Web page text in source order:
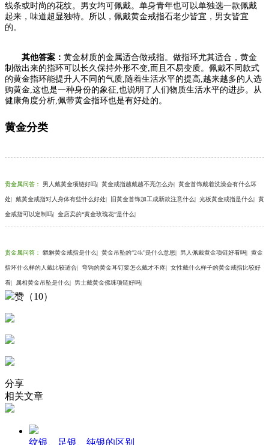
线条或时尚的花纹。男女均可佩戴。单身青年也可以单独选一款佩戴
起来，味道超显独特。所以，佩戴黄金戒指石老少皆宜，男女皆宜
的。
其他答案： 黄金材质的金属适合做戒指。做指环尤其适合，黄金
制做出来的指环可以长久保持外形不变,而且不易变质。佩戴不同款式
的黄金指环能提升人不同的气质,随着生活水平的提高,越来越多的人选
购黄金,这也是一种身份的象征,也说明了人们物质生活水平的进步。从
健康角度分析,佩带黄金指环也是有好处的。
黄金分类
贵金属问答 ： 男人戴黄金项链好吗| 黄金戒指越戴越不亮怎么办| 黄金首饰戴着洗澡会有什么坏
处| 戴黄金戒指对人身体有些什么好处| 旧黄金首饰加工成新款注意什么| 光板黄金戒指是什么| 黄
金戒指可以定制吗| 金店卖的“黄金玫瑰花”是什么|
贵金属问答 ： 貔貅黄金戒指是什么| 黄金吊坠的“24k”是什么意思| 男人佩戴黄金项链好看吗| 黄金
指环什么样的人戴比较适合| 弯钩的黄金耳钉要怎么戴才不疼| 女性戴什么样子的黄金戒指比较好
看| 属相黄金吊坠是什么| 男士戴黄金佛珠项链好吗|
赞（10）
分享
相关文章
纹银、足银、纯银的区别